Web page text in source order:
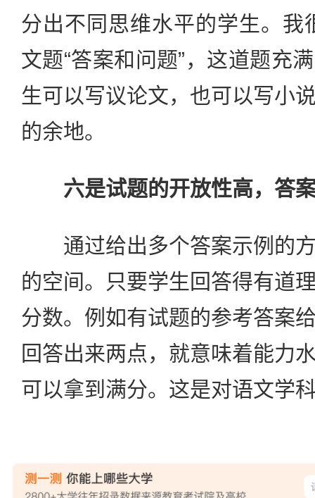
分出不同思维水平的学生。我
文题“答案和问题”，这道题充
生可以写议论文，也可以写小
的余地。
六是试题的开放性高，答
通过给出多个答案示例的方
的空间。只要学生回答得有道
分数。例如有试题的参考答案
回答出来两点，就意味着能力
可以拿到满分。这是对语文学